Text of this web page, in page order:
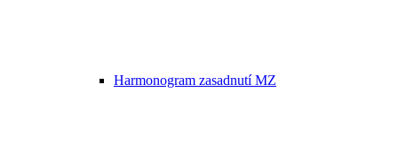
Harmonogram zasadnutí MZ